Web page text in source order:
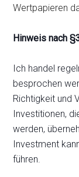
Wertpapieren
Hinweis nach
Ich handel
besprochen
Richtigkeit und
Investitionen,
werden,
Investment
führen.